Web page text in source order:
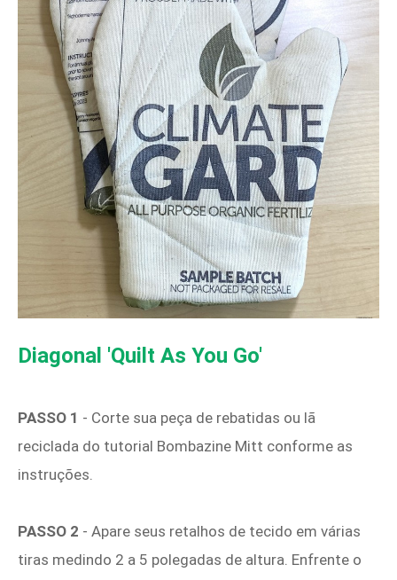
Diagonal 'Quilt As You Go'
PASSO 1 - Corte sua peça de rebatidas ou lã
reciclada do tutorial Bombazine Mitt conforme as
instruções.
PASSO 2 - Apare seus retalhos de tecido em várias
tiras medindo 2 a 5 polegadas de altura. Enfrente o